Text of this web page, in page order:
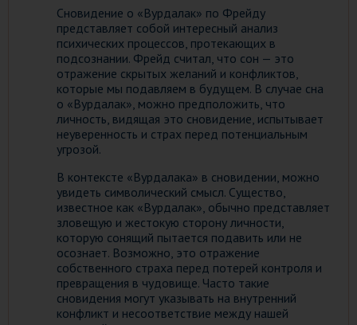
Сновидение о «Вурдалак» по Фрейду
представляет собой интересный анализ
психических процессов, протекающих в
подсознании. Фрейд считал, что сон — это
отражение скрытых желаний и конфликтов,
которые мы подавляем в будущем. В случае сна
о «Вурдалак», можно предположить, что
личность, видящая это сновидение, испытывает
неуверенность и страх перед потенциальным
угрозой.
В контексте «Вурдалака» в сновидении, можно
увидеть символический смысл. Существо,
известное как «Вурдалак», обычно представляет
зловещую и жестокую сторону личности,
которую сонящий пытается подавить или не
осознает. Возможно, это отражение
собственного страха перед потерей контроля и
превращения в чудовище. Часто такие
сновидения могут указывать на внутренний
конфликт и несоответствие между нашей